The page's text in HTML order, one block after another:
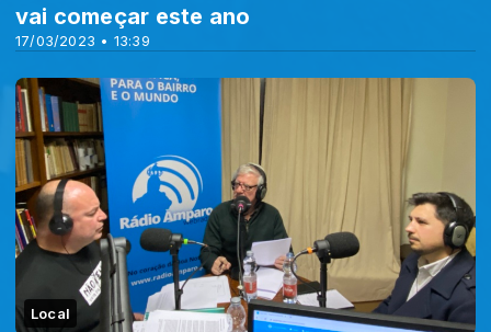
17/03/2023 • 13:39
vai começar este ano
Local